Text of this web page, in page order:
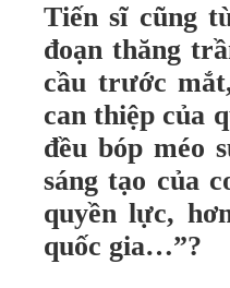
Tiến sĩ cũng
đoạn thăng
cầu trước
can thiệp của
đều bóp méo
sáng tạo của
quyền lực,
quốc gia…”?